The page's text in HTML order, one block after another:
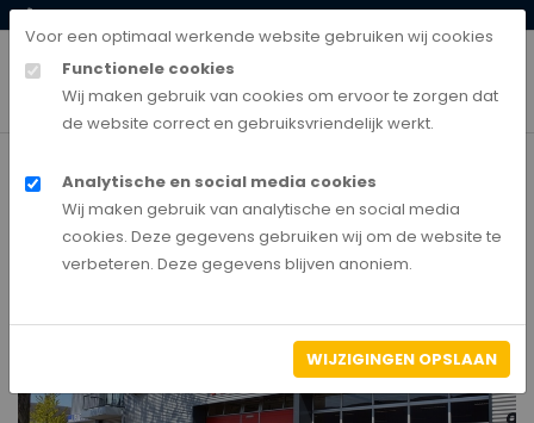
Voor een optimaal werkende website gebruiken wij cookies
Functionele cookies
Wij maken gebruik van cookies om ervoor te zorgen dat
de website correct en gebruiksvriendelijk werkt.
Analytische en social media cookies
Wij maken gebruik van analytische en social media
cookies. Deze gegevens gebruiken wij om de website te
verbeteren. Deze gegevens blijven anoniem.
WIJZIGINGEN OPSLAAN
0528-850135 klantenservice@autobedrijfnederland.nl
Home
Autobedrijf Liekendiek Rotterdam